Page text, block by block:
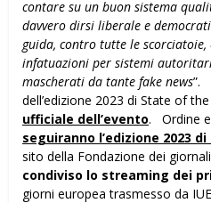
contare su un buon sistema
davvero dirsi liberale e
guida, contro tutte le scorciatoie,
infatuazioni per sistemi
mascherati da tante fake news”.
dell’edizione 2023 di State of
ufficiale dell’evento. Ordine
seguiranno l’edizione 2023
sito della Fondazione dei
condiviso lo streaming dei
giorni europea trasmesso da